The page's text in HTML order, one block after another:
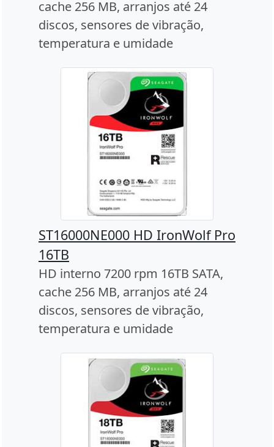
cache 256 MB, arranjos até 24
discos, sensores de vibração,
temperatura e umidade
ST16000NE000 HD IronWolf Pro
16TB
HD interno 7200 rpm 16TB SATA,
cache 256 MB, arranjos até 24
discos, sensores de vibração,
temperatura e umidade